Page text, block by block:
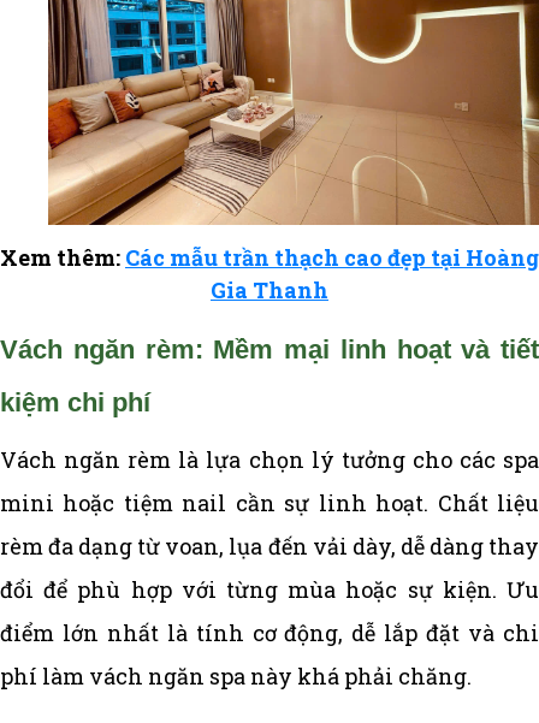
Xem thêm: Các mẫu trần thạch cao đẹp tại Hoàng
Gia Thanh
Vách ngăn rèm: Mềm mại linh hoạt và tiết
kiệm chi phí
Vách ngăn rèm là lựa chọn lý tưởng cho các spa
mini hoặc tiệm nail cần sự linh hoạt. Chất liệu
rèm đa dạng từ voan, lụa đến vải dày, dễ dàng thay
đổi để phù hợp với từng mùa hoặc sự kiện. Ưu
điểm lớn nhất là tính cơ động, dễ lắp đặt và chi
phí làm vách ngăn spa này khá phải chăng.